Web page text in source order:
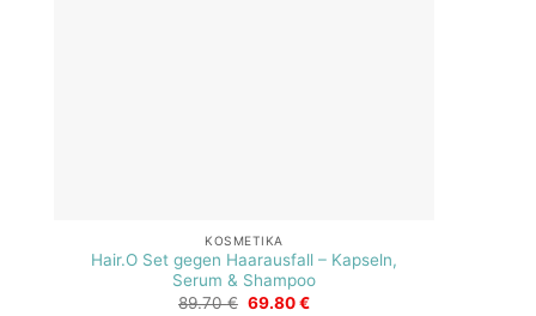
KOSMETIKA
Hair.O Set gegen Haarausfall – Kapseln,
Serum & Shampoo
89.70€ Ursprünglicher
69.80€Aktueller